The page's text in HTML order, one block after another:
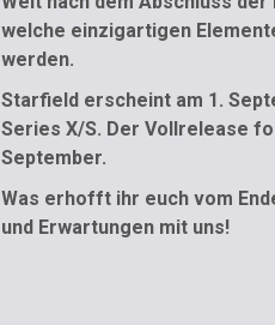
welche einzigartigen
werden.
Starfield erscheint am 1.
Series X/S. Der Vollrelease
September.
Was erhofft ihr euch vom
und Erwartungen mit uns!